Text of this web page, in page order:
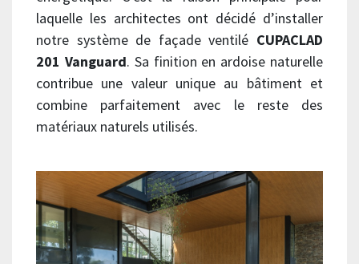
laquelle les architectes ont décidé d’installer
notre système de façade ventilé CUPACLAD
201 Vanguard. Sa finition en ardoise naturelle
contribue une valeur unique au bâtiment et
combine parfaitement avec le reste des
matériaux naturels utilisés.